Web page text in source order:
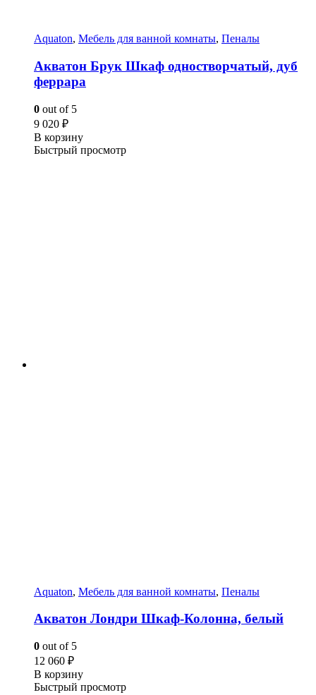
Aquaton, Мебель для ванной комнаты, Пеналы
Акватон Брук Шкаф одностворчатый, дуб
феррара
0 out of 5
9 020 ₽
В корзину
Быстрый просмотр
Aquaton, Мебель для ванной комнаты, Пеналы
Акватон Лондри Шкаф-Колонна, белый
0 out of 5
12 060 ₽
В корзину
Быстрый просмотр